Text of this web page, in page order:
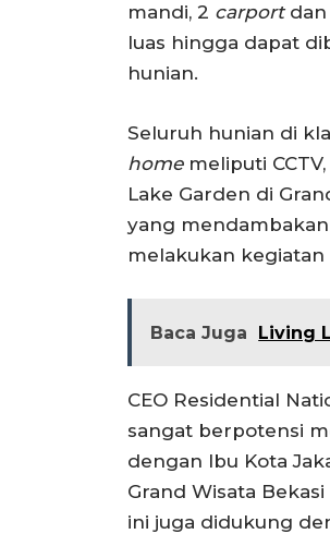
mandi, 2 carport
luas hingga dapat
hunian.
Seluruh hunian di
homemeliputi CCTV,
Lake Garden di
yang
melakukan kegiatan
Baca Juga Living
CEO Residential
sangat berpotensi
dengan Ibu Kota
Grand Wisata
ini juga didukung